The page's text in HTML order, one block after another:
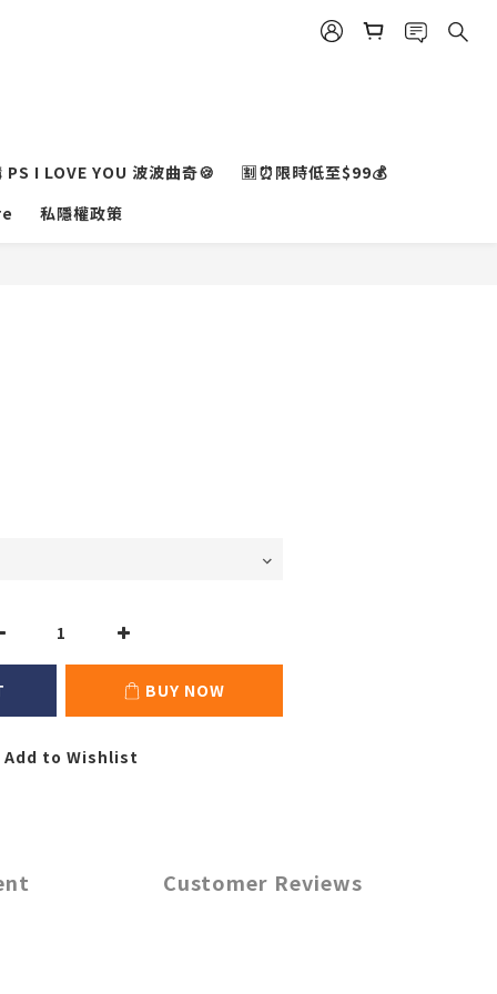
PS I LOVE YOU 波波曲奇🍪
🈹⏰限時低至$99💰
私隱權政策
BUY NOW
Add to Wishlist
Customer Reviews